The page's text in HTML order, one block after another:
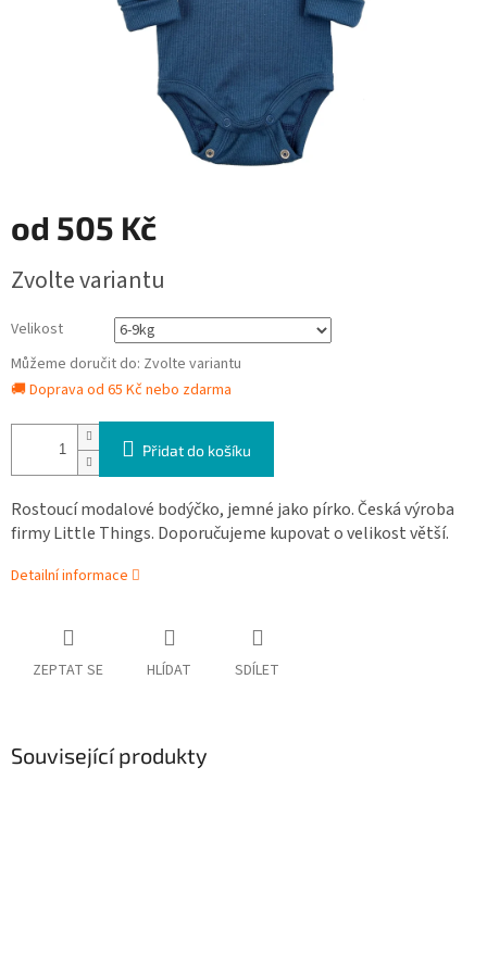
od 505 Kč
cena:
Zvolte variantu
Velikost
Můžeme doručit do: Zvolte variantu
🚚 Doprava od 65 Kč nebo zdarma
Přidat do košíku
Rostoucí modalové bodýčko, jemné jako pírko. Česká výroba
firmy Little Things. Doporučujeme kupovat o velikost větší.
Detailní informace
ZEPTAT SE HLÍDAT SDÍLET
Související produkty